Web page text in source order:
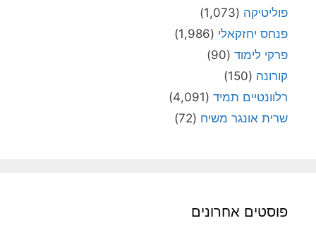
פוליטיקה (1,073)
פנחס יחזקאלי (1,986)
פרקי לימוד (90)
קורונה (150)
רלוונטיים תמיד (4,091)
שרית אונגר משיח (72)
פוסטים אחרונים